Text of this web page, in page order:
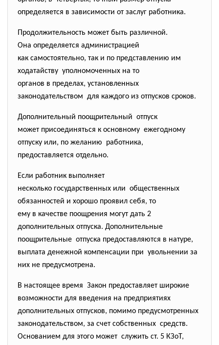
определяется в зависимости от заслуг работника.
Продолжительность может быть различной.
Она определяется администрацией
как самостоятельно, так и по представлению им
ходатайству уполномоченных на то
органов в пределах, установленных
законодательством для каждого из отпусков сроков.
Дополнительный поощрительный отпуск
может присоединяться к основному ежегодному
отпуску или, по желанию работника,
предоставляется отдельно.
Если работник выполняет
несколько государственных или общественных
обязанностей и хорошо проявил себя, то
ему в качестве поощрения могут дать 2
дополнительных отпуска. Дополнительные
поощрительные отпуска предоставляются в натуре,
выплата денежной компенсации при увольнении за
них не предусмотрена.
В настоящее время Закон предоставляет широкие
возможности для введения на предприятиях
дополнительных отпусков, помимо предусмотренных
законодательством, за счет собственных средств.
Основанием для этого может служить ст. 5 КЗоТ,